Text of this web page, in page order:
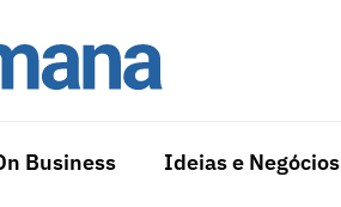
Business Ideias e Negócios